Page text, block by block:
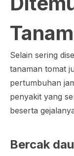
Selain sering
tanaman tomat
pertumbuhan
penyakit yang
beserta
Bercak